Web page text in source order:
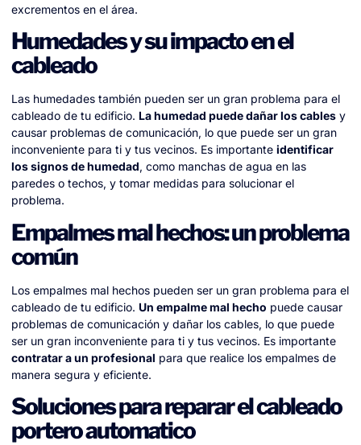
excrementos en el área.
Humedades y su impacto en el
cableado
Las humedades también pueden ser un gran problema para el
cableado de tu edificio. La humedad puede dañar los cables y
causar problemas de comunicación, lo que puede ser un gran
inconveniente para ti y tus vecinos. Es importante identificar
los signos de humedad, como manchas de agua en las
paredes o techos, y tomar medidas para solucionar el
problema.
Empalmes mal hechos: un problema
común
Los empalmes mal hechos pueden ser un gran problema para el
cableado de tu edificio. Un empalme mal hecho puede causar
problemas de comunicación y dañar los cables, lo que puede
ser un gran inconveniente para ti y tus vecinos. Es importante
contratar a un profesional para que realice los empalmes de
manera segura y eficiente.
Soluciones para reparar el cableado
portero automatico